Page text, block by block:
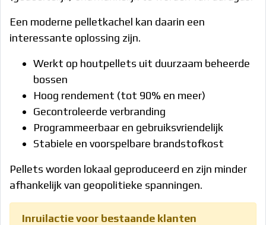
Een moderne pelletkachel kan daarin een
interessante oplossing zijn.
Werkt op houtpellets uit duurzaam beheerde
bossen
Hoog rendement (tot 90% en meer)
Gecontroleerde verbranding
Programmeerbaar en gebruiksvriendelijk
Stabiele en voorspelbare brandstofkost
Pellets worden lokaal geproduceerd en zijn minder
afhankelijk van geopolitieke spanningen.
Inruilactie voor bestaande klanten